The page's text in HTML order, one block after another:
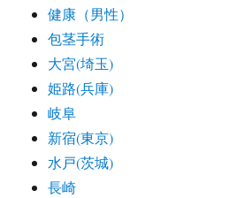
健康（男性）
包茎手術
大宮(埼玉)
姫路(兵庫)
岐阜
新宿(東京)
水戸(茨城)
長崎